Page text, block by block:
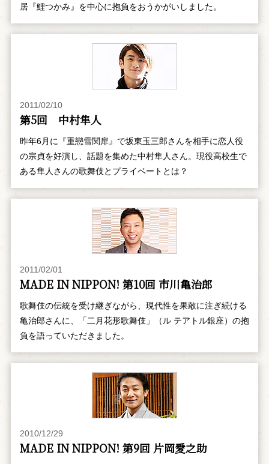
居『鯉つかみ』を中心に抱負をおうかがいしました。
2011/02/10
第5回 中村隼人
昨年6月に『重戀雪関扉』で坂東玉三郎さんを相手に恋人役
の宗貞を好演し、話題を集めた中村隼人さん。現役高校生で
ある隼人さんの歌舞伎とプライベートとは？
2011/02/01
MADE IN NIPPON! 第10回 市川亀治郎
歌舞伎の伝統を受け継ぎながら、現代性を果敢に注ぎ続ける
亀治郎さんに、「二月花形歌舞伎」（ル テアトル銀座）の抱
負を語っていただきました。
2010/12/29
MADE IN NIPPON! 第9回 片岡愛之助